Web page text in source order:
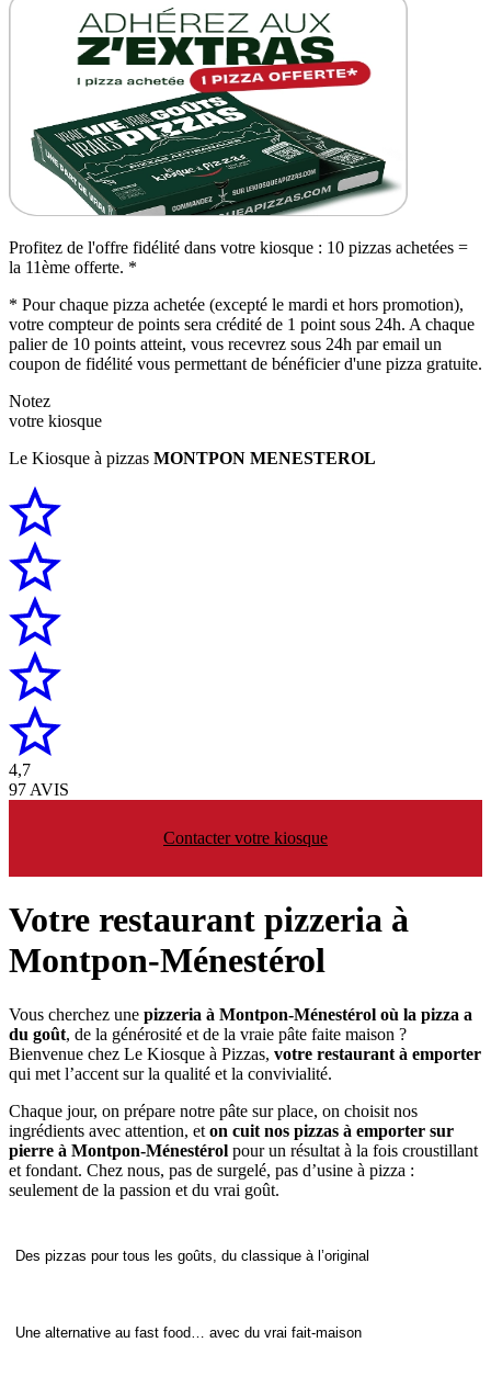
Profitez de l'offre fidélité dans votre kiosque : 10 pizzas achetées =
la 11ème offerte. *
* Pour chaque pizza achetée (excepté le mardi et hors promotion),
votre compteur de points sera crédité de 1 point sous 24h. A chaque
palier de 10 points atteint, vous recevrez sous 24h par email un
coupon de fidélité vous permettant de bénéficier d'une pizza gratuite.
Notez
votre kiosque
Le Kiosque à pizzas MONTPON MENESTEROL
4,7
97 AVIS
Contacter votre kiosque
Votre restaurant pizzeria à
Montpon-Ménestérol
Vous cherchez une pizzeria à Montpon-Ménestérol où la pizza a
du goût, de la générosité et de la vraie pâte faite maison ?
Bienvenue chez Le Kiosque à Pizzas, votre restaurant à emporter
qui met l’accent sur la qualité et la convivialité.
Chaque jour, on prépare notre pâte sur place, on choisit nos
ingrédients avec attention, et on cuit nos pizzas à emporter sur
pierre à Montpon-Ménestérol pour un résultat à la fois croustillant
et fondant. Chez nous, pas de surgelé, pas d’usine à pizza :
seulement de la passion et du vrai goût.
Des pizzas pour tous les goûts, du classique à l’original
Une alternative au fast food… avec du vrai fait-maison